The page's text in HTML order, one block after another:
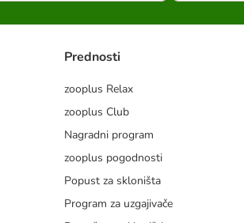
Prednosti
zooplus Relax
zooplus Club
Nagradni program
zooplus pogodnosti
Popust za skloništa
Program za uzgajivače